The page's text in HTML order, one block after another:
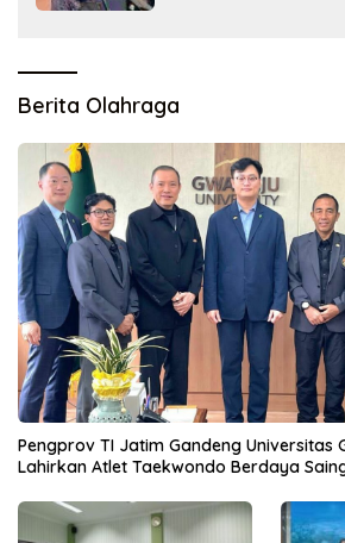
Berita Olahraga
Pengprov TI Jatim Gandeng Universitas
Lahirkan Atlet Taekwondo Berdaya